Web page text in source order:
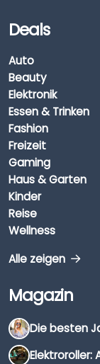
Deals
Auto
Beauty
Elektronik
Essen & Trinken
Fashion
Freizeit
Gaming
Haus & Garten
Kinder
Reise
Wellness
Alle zeigen
Magazin